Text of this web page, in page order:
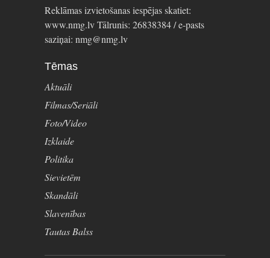
Reklāmas izvietošanas iespējas skatiet:
www.nmg.lv Tālrunis: 26838384 / e-pasts
saziņai: nmg@nmg.lv
Tēmas
Aktuāli
Filmas/Seriāli
Foto/Video
Izklaide
Politika
Sievietēm
Skandāli
Slavenības
Tautas Balss